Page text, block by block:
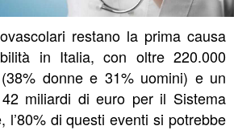
restano la prima causa
in Italia, con oltre 220.000
(38% donne e 31% uomini) e un
miliardi di euro per il Sistema
l’80% di questi eventi si potrebbe